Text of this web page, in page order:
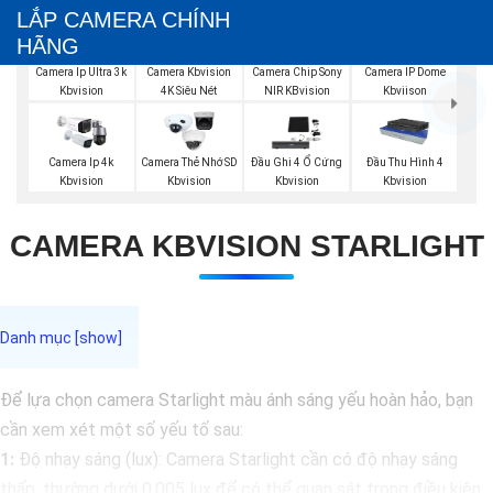
LẮP CAMERA CHÍNH
HÃNG
Camera Ip Ultra 3k
Kbvision
Camera Kbvision
4K Siêu Nét
Camera Chip Sony
NIR KBvision
Camera IP Dome
Kbviison
Camera Ip 4k
Kbvision
Camera Thẻ Nhớ SD
Kbvision
Đầu Ghi 4 Ổ Cứng
Kbvision
Đầu Thu Hình 4
Kbvision
CAMERA KBVISION STARLIGHT
Để lựa chọn camera Starlight màu ánh sáng yếu hoàn hảo, bạn
cần xem xét một số yếu tố sau:
1: Độ nhạy sáng (lux): Camera Starlight cần có độ nhạy sáng